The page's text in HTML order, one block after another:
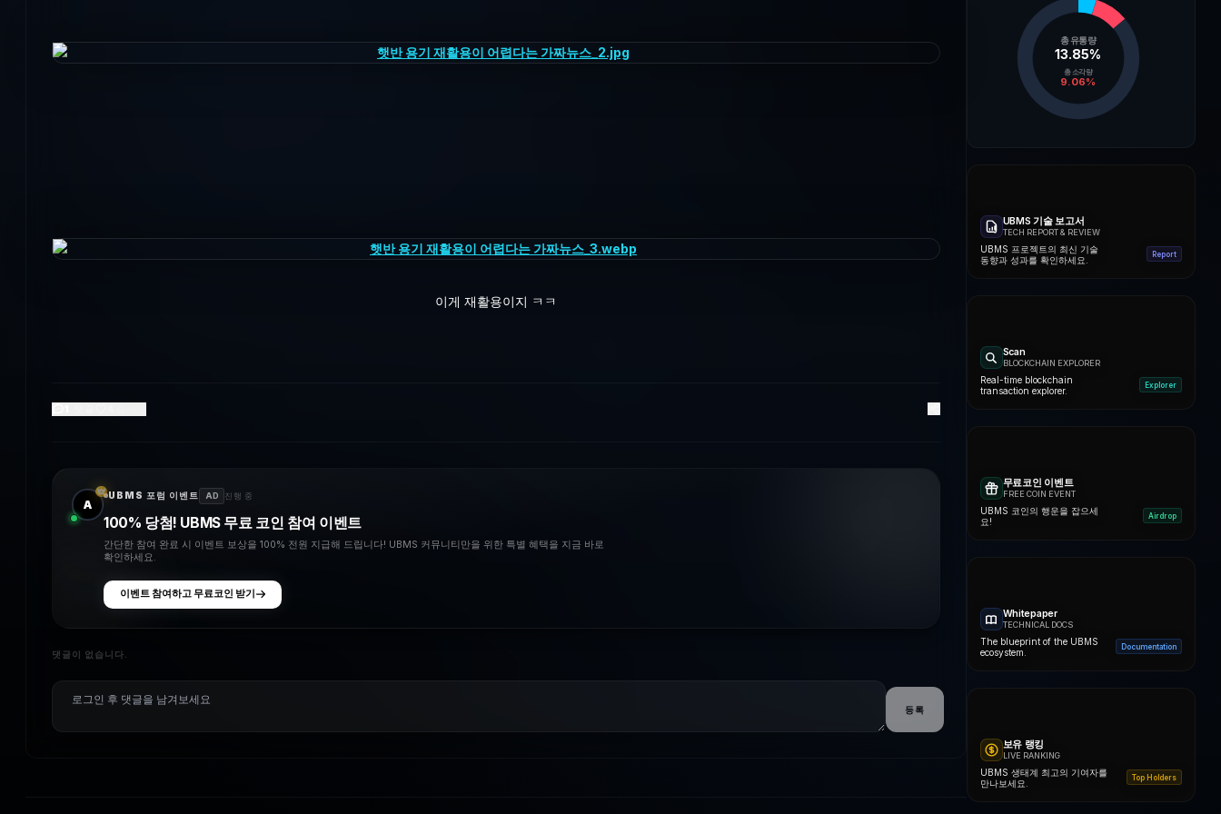
이게 재활용이지 ㅋㅋ
A
UBMS 포럼 이벤트 AD 진행 중
100% 당첨! UBMS 무료 코인 참여 이벤트
간단한 참여 완료 시 이벤트 보상을 100% 전원 지급해 드립니다! UBMS 커뮤니티만을 위한 특별 혜택을 지금 바로
확인하세요.
이벤트 참여하고 무료코인 받기
댓글이 없습니다.
등록
총 유통량
13.85%
총 소각량
9.06%
UBMS 기술 보고서
TECH REPORT & REVIEW
UBMS 프로젝트의 최신 기술
동향과 성과를 확인하세요.
Report
Scan
BLOCKCHAIN EXPLORER
Real-time blockchain
transaction explorer.
Explorer
무료코인 이벤트
FREE COIN EVENT
UBMS 코인의 행운을 잡으세
요!
Airdrop
Whitepaper
TECHNICAL DOCS
The blueprint of the UBMS
ecosystem.
Documentation
보유 랭킹
LIVE RANKING
UBMS 생태계 최고의 기여자를
만나보세요.
Top Holders